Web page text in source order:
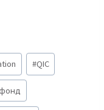
#QIC